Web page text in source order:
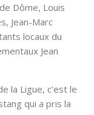
Dôme, Louis
Jean-Marc
locaux du
Jean
la Ligue, c’est le
qui a pris la